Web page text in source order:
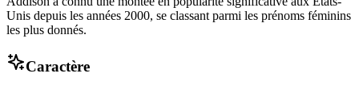
Unis depuis les années 2000, se classant parmi les prénoms féminins
les plus donnés.
Caractère